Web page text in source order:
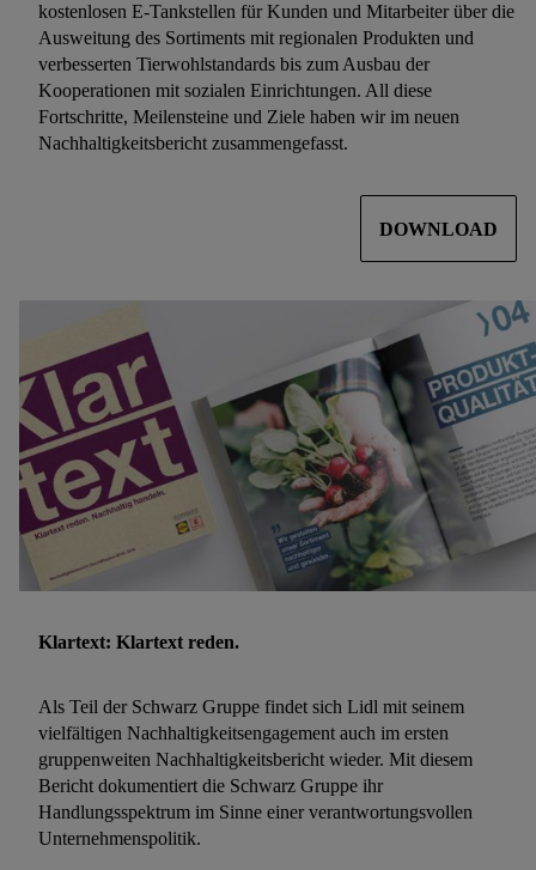
kostenlosen E-Tankstellen für Kunden und Mitarbeiter über die
Ausweitung des Sortiments mit regionalen Produkten und
verbesserten Tierwohlstandards bis zum Ausbau der
Kooperationen mit sozialen Einrichtungen. All diese
Fortschritte, Meilensteine und Ziele haben wir im neuen
Nachhaltigkeitsbericht zusammengefasst.
DOWNLOAD
Klartext: Klartext reden.
Als Teil der Schwarz Gruppe findet sich Lidl mit seinem
vielfältigen Nachhaltigkeitsengagement auch im ersten
gruppenweiten Nachhaltigkeitsbericht wieder. Mit diesem
Bericht dokumentiert die Schwarz Gruppe ihr
Handlungsspektrum im Sinne einer verantwortungsvollen
Unternehmenspolitik.